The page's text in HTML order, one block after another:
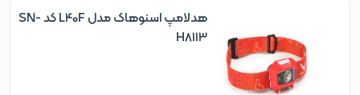
هدلامپ اسنوهاک مدل L40F کد SN-
H8113